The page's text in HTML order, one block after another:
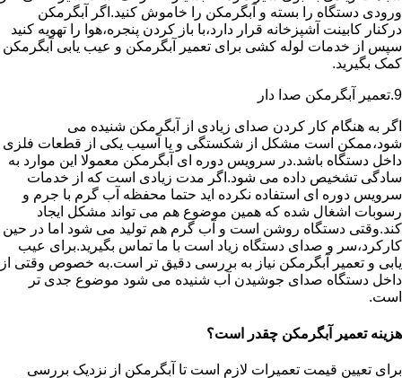
ورودی دستگاه را بسته و آبگرمکن را خاموش کنید.اگر آبگرمکن
درکنار کابینت آشپزخانه قرار دارد،با باز کردن پنجره،هوا را تهویه کنید
سپس از خدمات لوله کشی برای تعمیر آبگرمکن و عیب یابی آبگرمکن
کمک بگیرید.
9.تعمیر آبگرمکن صدا دار
اگر به هنگام کار کردن صدای زیادی از آبگرمکن شنیده می
شود،ممکن است مشکل از شکستگی و یا آسیب یکی از قطعات فلزی
داخل دستگاه باشد.در سرویس دوره ای آبگرمکن معمولا این موارد به
سادگی تشخیص داده می شود.اگر مدت زیادی است که از خدمات
سرویس دوره ای استفاده نکرده اید حتما محفظه آب گرم با جرم و
رسوبات اشغال شده که همین موضوع هم می تواند مشکل ایجاد
کند.وقتی دستگاه روشن است و آب گرم هم تولید می شود اما در حین
کارکرد،سر و صدای دستگاه زیاد است با ما تماس بگیرید.برای عیب
یابی و تعمیر آبگرمکن نیاز به بررسی دقیق تر است.به خصوص وقتی از
داخل دستگاه صدای جوشیدن آب شنیده می شود موضوع جدی تر
است.
هزینه تعمیر آبگرمکن چقدر است؟
برای تعیین قیمت تعمیرات لازم است تا آبگرمکن از نزدیک بررسی